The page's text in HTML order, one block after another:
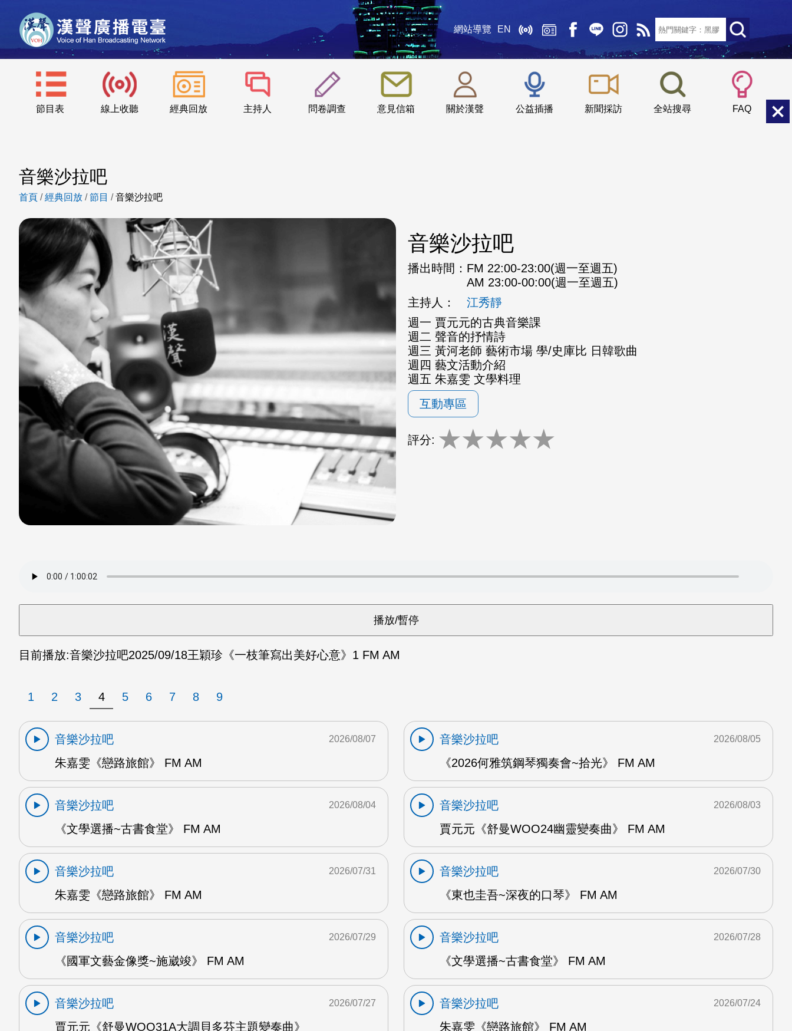
網站導覽 EN
節目表 線上收聽 經典回放 主持人 問卷調查 意見信箱 關於漢聲 公益插播 新聞採訪 全站搜尋 FAQ
::: 小 中
音樂沙拉吧
首頁 /經典回放 /節目 /音樂沙拉吧
音樂沙拉吧
播出時間： FM 22:00-23:00(週一至週五)
AM 23:00-00:00(週一至週五)
主持人：
江秀靜
週一 賈元元的古典音樂課
週二 聲音的抒情詩
週三 黃河老師 藝術市場 學/史庫比 日韓歌曲
週四 藝文活動介紹
週五 朱嘉雯 文學料理
互動專區
評分: ★★★★★
目前播放:音樂沙拉吧2025/09/18王穎珍《一枝筆寫出美好心意》1 FM AM
1 2 3 4 5 6 7 8 9
音樂沙拉吧
朱嘉雯《戀路旅館》 FM AM
2026/08/07
音樂沙拉吧
《2026何雅筑鋼琴獨奏會~拾光》 FM AM
2026/08/05
音樂沙拉吧
《文學選播~古書食堂》 FM AM
2026/08/04
音樂沙拉吧
賈元元《舒曼WOO24幽靈變奏曲》 FM AM
2026/08/03
音樂沙拉吧
朱嘉雯《戀路旅館》 FM AM
2026/07/31
音樂沙拉吧
《東也圭吾~深夜的口琴》 FM AM
2026/07/30
音樂沙拉吧
《國軍文藝金像獎~施崴竣》 FM AM
2026/07/29
音樂沙拉吧
《文學選播~古書食堂》 FM AM
2026/07/28
音樂沙拉吧
賈元元《舒曼WOO31A大調貝多芬主題變奏曲》
2026/07/27
音樂沙拉吧
朱嘉雯《戀路旅館》 FM AM
2026/07/24